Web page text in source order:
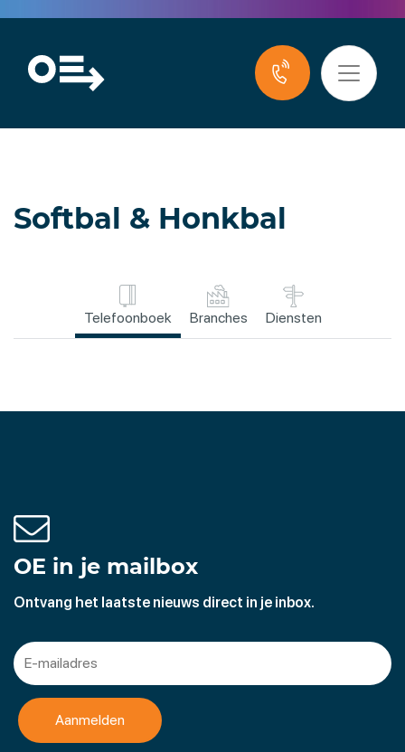
Softbal & Honkbal
Telefoonboek Branches Diensten
OE in je mailbox
Ontvang het laatste nieuws direct in je inbox.